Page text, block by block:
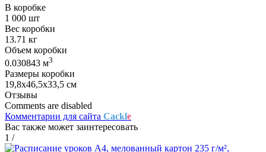
В коробке
1 000 шт
Вес коробки
13.71 кг
Объем коробки
0.030843 м3
Размеры коробки
19,8х46,5х33,5 см
Отзывы
Comments are disabled
Комментарии для сайта Cackle
Вас также может заинтересовать
1 /